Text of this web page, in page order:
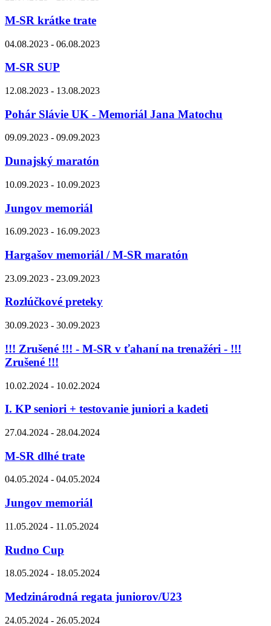
M-SR krátke trate
04.08.2023 - 06.08.2023
M-SR SUP
12.08.2023 - 13.08.2023
Pohár Slávie UK - Memoriál Jana Matochu
09.09.2023 - 09.09.2023
Dunajský maratón
10.09.2023 - 10.09.2023
Jungov memoriál
16.09.2023 - 16.09.2023
Hargašov memoriál / M-SR maratón
23.09.2023 - 23.09.2023
Rozlúčkové preteky
30.09.2023 - 30.09.2023
!!! Zrušené !!! - M-SR v ťahaní na trenažéri - !!!
Zrušené !!!
10.02.2024 - 10.02.2024
I. KP seniori + testovanie juniori a kadeti
27.04.2024 - 28.04.2024
M-SR dlhé trate
04.05.2024 - 04.05.2024
Jungov memoriál
11.05.2024 - 11.05.2024
Rudno Cup
18.05.2024 - 18.05.2024
Medzinárodná regata juniorov/U23
24.05.2024 - 26.05.2024